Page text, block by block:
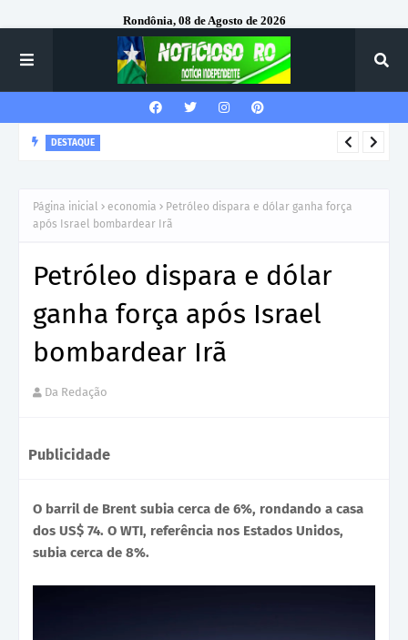
Rondônia, 08 de Agosto de 2026
DESTAQUE
Página inicial economia
Petróleo dispara e dólar ganha força
após Israel bombardear Irã
Petróleo dispara e dólar
ganha força após Israel
bombardear Irã
Da Redação
Publicidade
O barril de Brent subia cerca de 6%, rondando a casa
dos US$ 74. O WTI, referência nos Estados Unidos,
subia cerca de 8%.